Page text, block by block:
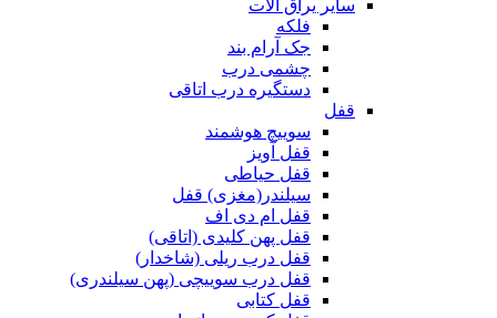
سایر یراق آلات
فلکه
جک آرام بند
چشمی درب
دستگیره درب اتاقی
قفل
سوییچ هوشمند
قفل آویز
قفل حیاطی
سیلندر(مغزی) قفل
قفل ام دی اف
قفل پهن کلیدی (اتاقی)
قفل درب ریلی (شاخدار)
قفل درب سوییچی (پهن سیلندری)
قفل کتابی